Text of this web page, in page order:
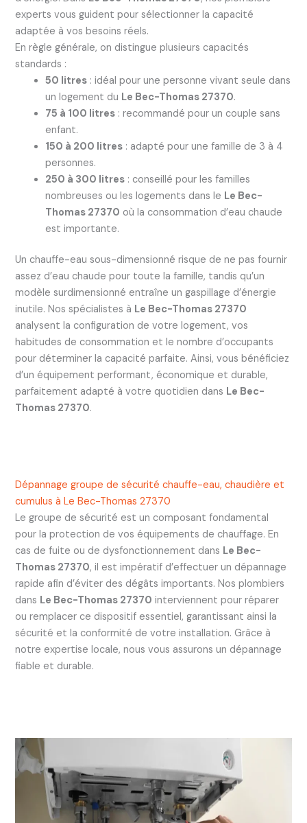
experts vous guident pour sélectionner la capacité
adaptée à vos besoins réels.
En règle générale, on distingue plusieurs capacités
standards :
50 litres: idéal pour une personne vivant seule dans
un logement du Le Bec-Thomas 27370.
75 à 100 litres: recommandé pour un couple sans
enfant.
150 à 200 litres: adapté pour une famille de 3 à 4
personnes.
250 à 300 litres: conseillé pour les familles
nombreuses ou les logements dans le Le Bec-
Thomas 27370 où la consommation d’eau chaude
est importante.
Un chauffe-eau sous-dimensionné risque de ne pas fournir
assez d’eau chaude pour toute la famille, tandis qu’un
modèle surdimensionné entraîne un gaspillage d’énergie
inutile. Nos spécialistes à Le Bec-Thomas 27370
analysent la configuration de votre logement, vos
habitudes de consommation et le nombre d’occupants
pour déterminer la capacité parfaite. Ainsi, vous bénéficiez
d’un équipement performant, économique et durable,
parfaitement adapté à votre quotidien dans Le Bec-
Thomas 27370.
Dépannage groupe de sécurité chauffe-eau, chaudière et
cumulus à Le Bec-Thomas 27370
Le groupe de sécurité est un composant fondamental
pour la protection de vos équipements de chauffage. En
cas de fuite ou de dysfonctionnement dans Le Bec-
Thomas 27370, il est impératif d’effectuer un dépannage
rapide afin d’éviter des dégâts importants. Nos plombiers
dans Le Bec-Thomas 27370 interviennent pour réparer
ou remplacer ce dispositif essentiel, garantissant ainsi la
sécurité et la conformité de votre installation. Grâce à
notre expertise locale, nous vous assurons un dépannage
fiable et durable.